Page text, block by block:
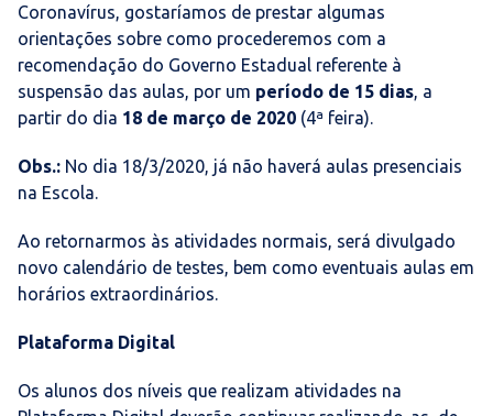
Coronavírus, gostaríamos de prestar algumas
orientações sobre como procederemos com a
recomendação do Governo Estadual referente à
suspensão das aulas, por um período de 15 dias, a
partir do dia 18 de março de 2020 (4ª feira).
Obs.: No dia 18/3/2020, já não haverá aulas presenciais
na Escola.
Ao retornarmos às atividades normais, será divulgado
novo calendário de testes, bem como eventuais aulas em
horários extraordinários.
Plataforma Digital
Os alunos dos níveis que realizam atividades na